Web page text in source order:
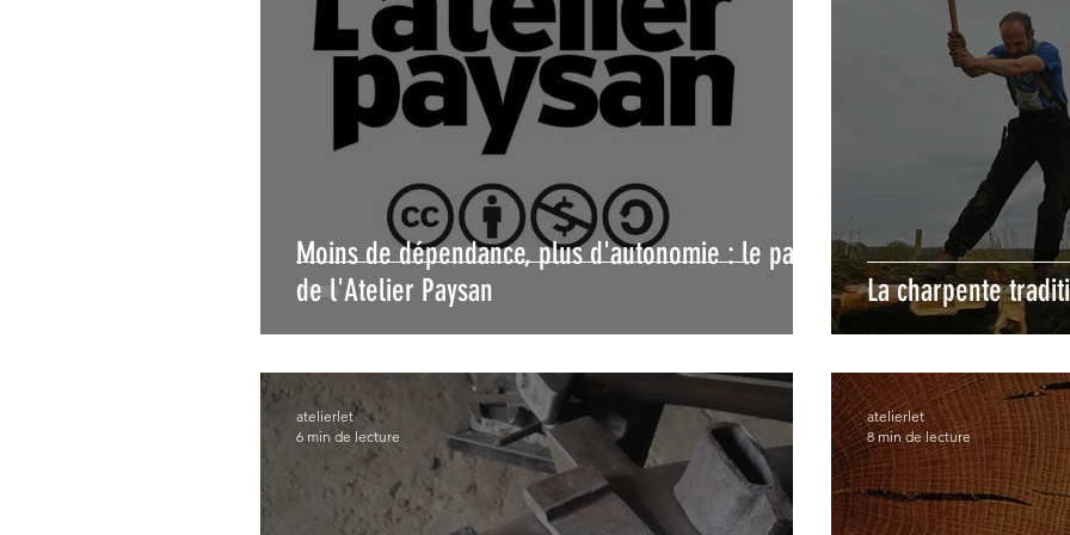
Moins de dépendance, plus d'autonomie : le pari
de l'Atelier Paysan
La charpente
atelierlet
6 min de lecture
atelierlet
8 min de lecture